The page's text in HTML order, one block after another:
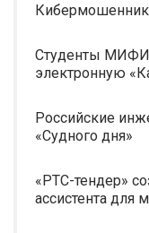
Студенты
электронную
Российские
«Судного дня»
«РТС-тендер»
ассистента для